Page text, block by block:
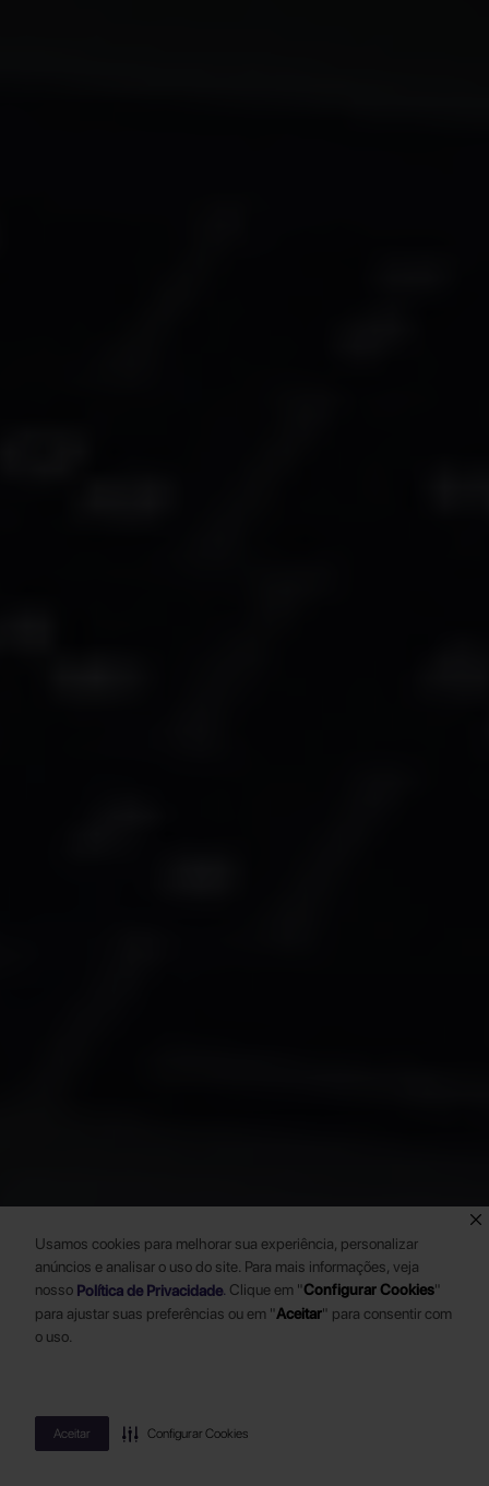
Usamos cookies para melhorar sua experiência, personalizar
anúncios e analisar o uso do site. Para mais informações, veja
nosso Política de Privacidade Clique em "Configurar Cookies"
para ajustar suas preferências ou em "Aceitar" para consentir com
o uso.
Aceitar Configurar Cookies